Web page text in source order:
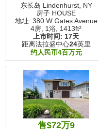
东长岛 Lindenhurst, NY
房子 HOUSE
地址: 380 W Gates Avenue
4房, 1浴, 1413ft²
上市时间: 17天
距离法拉盛中心24英里
约人民币4百万元
售$72万9